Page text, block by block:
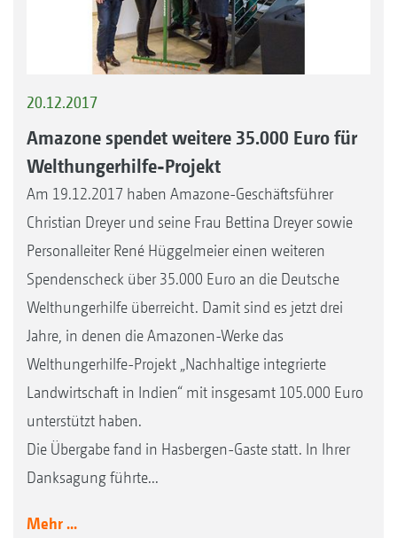
20.12.2017
Amazone spendet weitere 35.000 Euro für
Welthungerhilfe-Projekt
Am 19.12.2017 haben Amazone-Geschäftsführer
Christian Dreyer und seine Frau Bettina Dreyer sowie
Personalleiter René Hüggelmeier einen weiteren
Spendenscheck über 35.000 Euro an die Deutsche
Welthungerhilfe überreicht. Damit sind es jetzt drei
Jahre, in denen die Amazonen-Werke das
Welthungerhilfe-Projekt „Nachhaltige integrierte
Landwirtschaft in Indien“ mit insgesamt 105.000 Euro
unterstützt haben.
Die Übergabe fand in Hasbergen-Gaste statt. In Ihrer
Danksagung führte...
Mehr ...